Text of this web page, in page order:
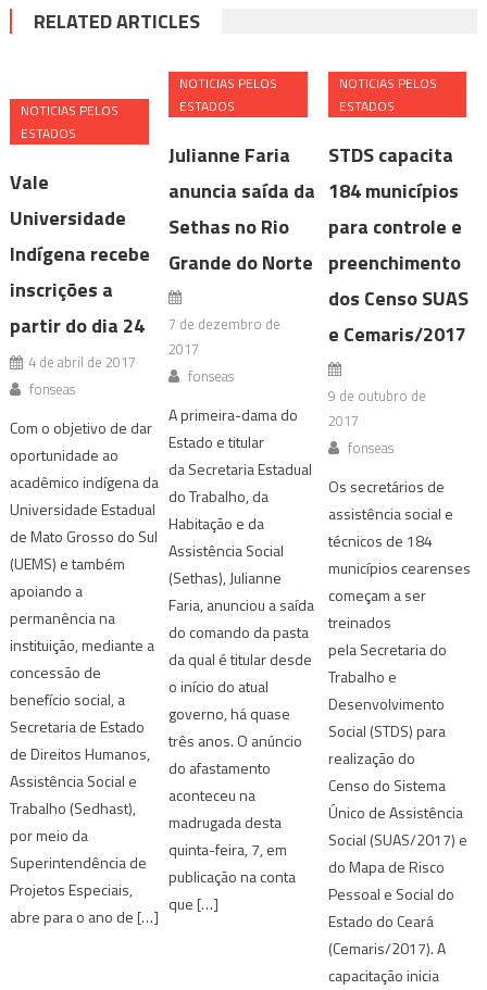
RELATED ARTICLES
NOTICIAS PELOS
ESTADOS
Vale
Universidade
Indígena recebe
inscrições a
partir do dia 24
4 de abril de 2017
fonseas
Com o objetivo de dar
oportunidade ao
acadêmico indígena da
Universidade Estadual
de Mato Grosso do Sul
(UEMS) e também
apoiando a
permanência na
instituição, mediante a
concessão de
benefício social, a
Secretaria de Estado
de Direitos Humanos,
Assistência Social e
Trabalho (Sedhast),
por meio da
Superintendência de
Projetos Especiais,
abre para o ano de […]
NOTICIAS PELOS
ESTADOS
Julianne Faria
anuncia saída da
Sethas no Rio
Grande do Norte
7 de dezembro de
2017
fonseas
A primeira-dama do
Estado e titular
da Secretaria Estadual
do Trabalho, da
Habitação e da
Assistência Social
(Sethas), Julianne
Faria, anunciou a saída
do comando da pasta
da qual é titular desde
o início do atual
governo, há quase
três anos. O anúncio
do afastamento
aconteceu na
madrugada desta
quinta-feira, 7, em
publicação na conta
que […]
NOTICIAS PELOS
ESTADOS
STDS capacita
184 municípios
para controle e
preenchimento
dos Censo SUAS
e Cemaris/2017
9 de outubro de
2017
fonseas
Os secretários de
assistência social e
técnicos de 184
municípios cearenses
começam a ser
treinados
pela Secretaria do
Trabalho e
Desenvolvimento
Social (STDS) para
realização do
Censo do Sistema
Único de Assistência
Social (SUAS/2017) e
do Mapa de Risco
Pessoal e Social do
Estado do Ceará
(Cemaris/2017). A
capacitação inicia